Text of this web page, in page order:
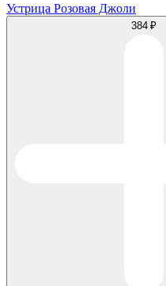
Устрица Розовая Джоли
384 ₽